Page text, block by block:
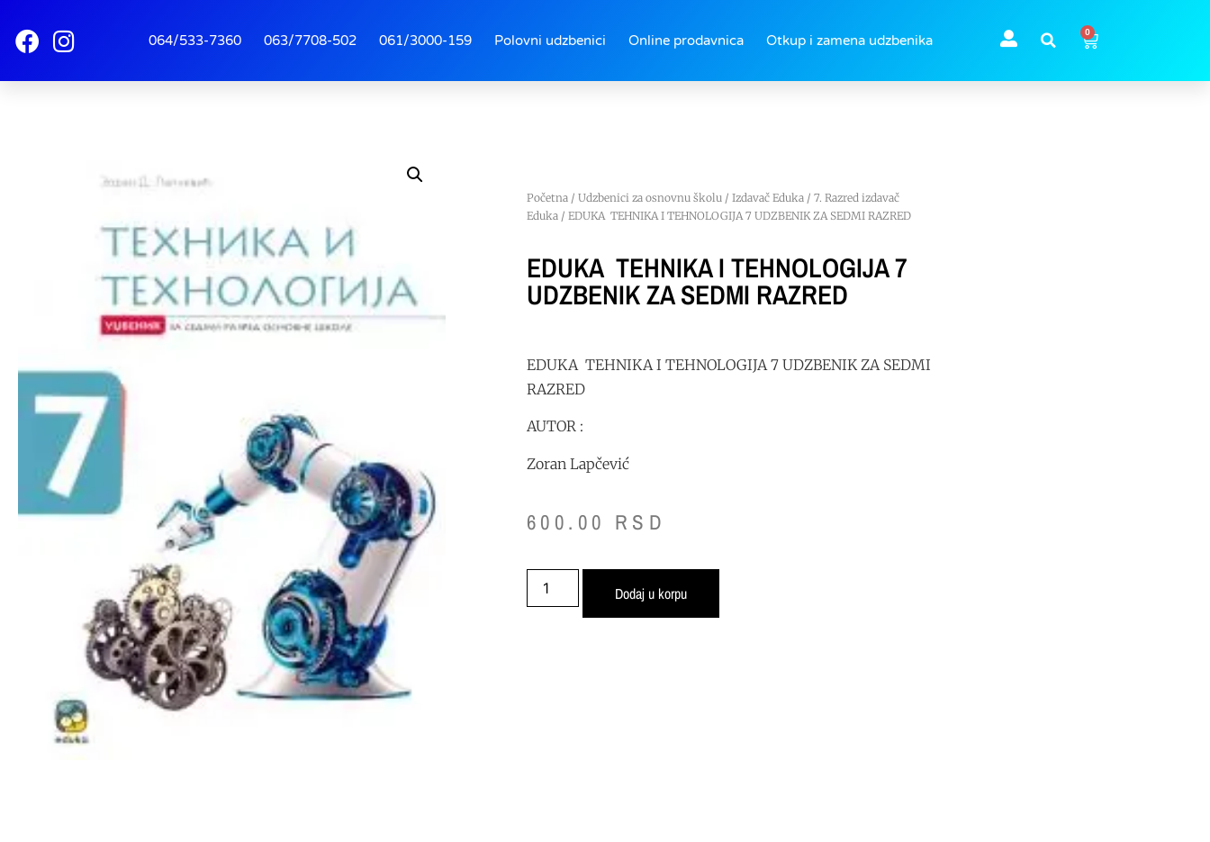
064/533-7360 063/7708-502 061/3000-159 Polovni udzbenici Online prodavnica Otkup i zamena udzbenika
0
Početna/ Udzbenici za osnovnu školu/ Izdavač Eduka/ 7. Razred izdavač
Eduka/ EDUKA TEHNIKA I TEHNOLOGIJA 7 UDZBENIK ZA SEDMI RAZRED
EDUKA TEHNIKA I TEHNOLOGIJA 7
UDZBENIK ZA SEDMI RAZRED
EDUKA TEHNIKA I TEHNOLOGIJA 7 UDZBENIK ZA SEDMI
RAZRED
AUTOR :
Zoran Lapčević
600.00 RSD
Dodaj u korpu